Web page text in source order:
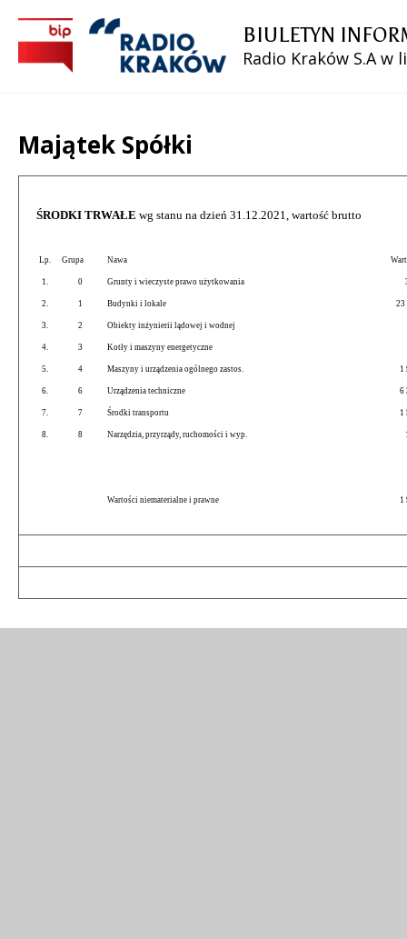
BIULETYN
Radio Kraków S.A w
Majątek Spółki
ŚRODKI TRWAŁE wg stanu na dzień 31.12.2021, wartość brutto
Lp. Grupa Nawa
1. 0 Grunty i wieczyste prawo użytkowania
2. 1 Budynki i lokale 23
3. 2 Obiekty inżynierii lądowej i wodnej
4. 3 Kotły i maszyny energetyczne
5. 4 Maszyny i urządzenia ogólnego zastos. 1
6. 6 Urządzenia techniczne 6
7. 7 Środki transportu 1
8. 8 Narzędzia, przyrządy, ruchomości i wyp.
Wartości niematerialne i prawne 1